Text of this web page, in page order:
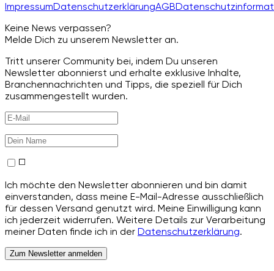
ImpressumDatenschutzerklärungAGB
Keine News verpassen?
Melde Dich zu unserem Newsletter an.
Tritt unserer Community bei, indem Du unseren
Newsletter abonnierst und erhalte exklusive Inhalte,
Branchennachrichten und Tipps, die speziell für Dich
zusammengestellt wurden.
Ich möchte den Newsletter abonnieren und bin damit
einverstanden, dass meine E-Mail-Adresse ausschließlich
für dessen Versand genutzt wird. Meine Einwilligung kann
ich jederzeit widerrufen. Weitere Details zur Verarbeitung
meiner Daten finde ich in der Datenschutzerklärung.
Zum Newsletter anmelden